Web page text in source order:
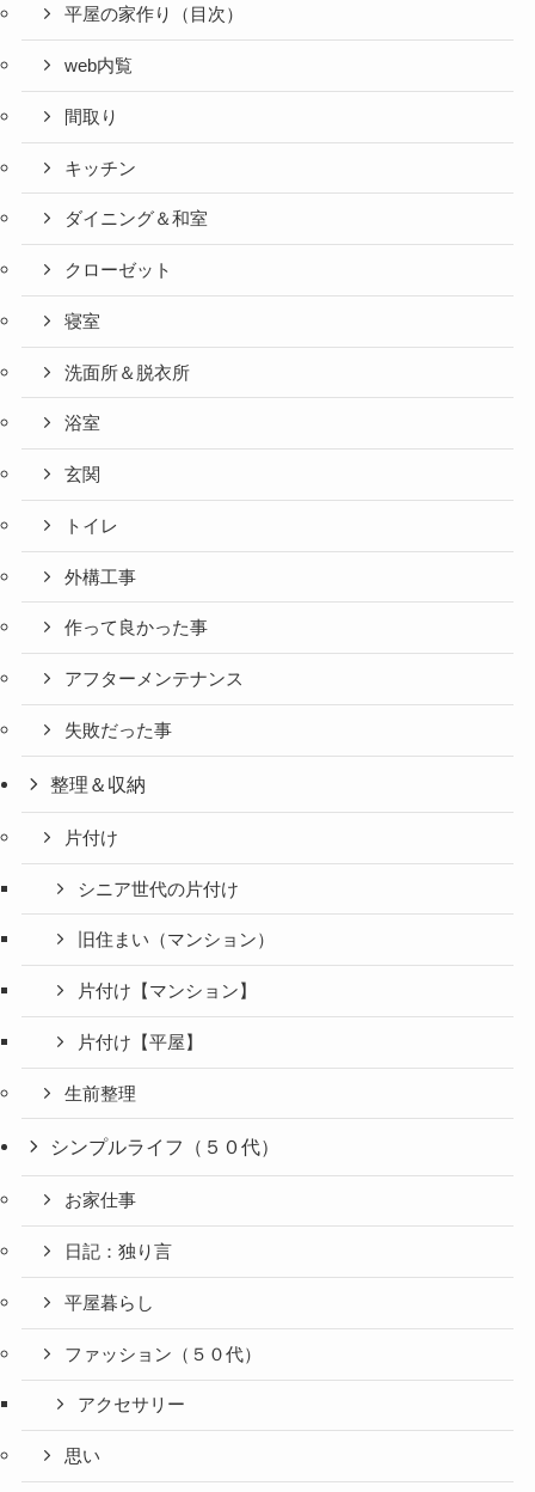
平屋の家作り（目次）
web内覧
間取り
キッチン
ダイニング＆和室
クローゼット
寝室
洗面所＆脱衣所
浴室
玄関
トイレ
外構工事
作って良かった事
アフターメンテナンス
失敗だった事
整理＆収納
片付け
シニア世代の片付け
旧住まい（マンション）
片付け【マンション】
片付け【平屋】
生前整理
シンプルライフ（５０代）
お家仕事
日記：独り言
平屋暮らし
ファッション（５０代）
アクセサリー
思い